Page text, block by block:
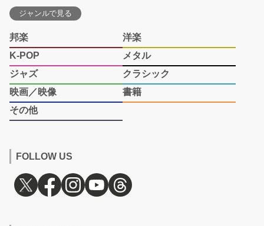
ジャンルで見る
邦楽
洋楽
K-POP
メタル
ジャズ
クラシック
映画／映像
書籍
その他
FOLLOW US